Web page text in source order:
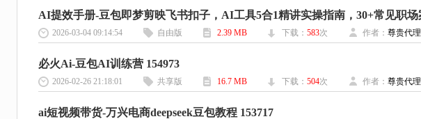
2026-03-04 09:14:54 自由版 2.39 MB 下载： 583次 作者： 尊贵代理
必火Ai-豆包AI训练营 154973
2026-02-26 21:18:01 共享版 16.7 MB 下载： 504次 作者： 尊贵代理
ai短视频带货-万兴电商deepseek豆包教程 153717